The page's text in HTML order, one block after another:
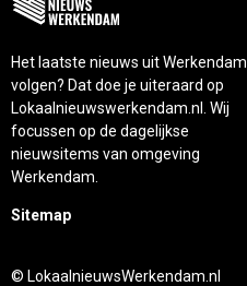
Het laatste nieuws uit Werkendam
volgen? Dat doe je uiteraard op
Lokaalnieuwswerkendam.nl. Wij
focussen op de dagelijkse
nieuwsitems van omgeving
Werkendam.
Sitemap
© LokaalnieuwsWerkendam.nl